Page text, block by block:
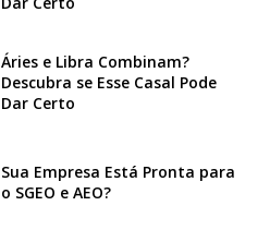
Áries e Libra Combinam?
Descubra se Esse Casal Pode
Dar Certo
Sua Empresa Está Pronta para
o SGEO e AEO?